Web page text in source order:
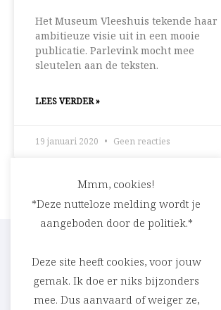
Het Museum Vleeshuis tekende haar
ambitieuze visie uit in een mooie
publicatie. Parlevink mocht mee
sleutelen aan de teksten.
LEES VERDER »
19 januari 2020 Geen reacties
CEDRIC RASKIN
Verhalen in woord en beeld. Uit ’t Stad,
Mmm, cookies!
*Deze nutteloze melding wordt je
aangeboden door de politiek.*
Deze site heeft cookies, voor jouw
gemak. Ik doe er niks bijzonders
mee. Dus aanvaard of weiger ze,